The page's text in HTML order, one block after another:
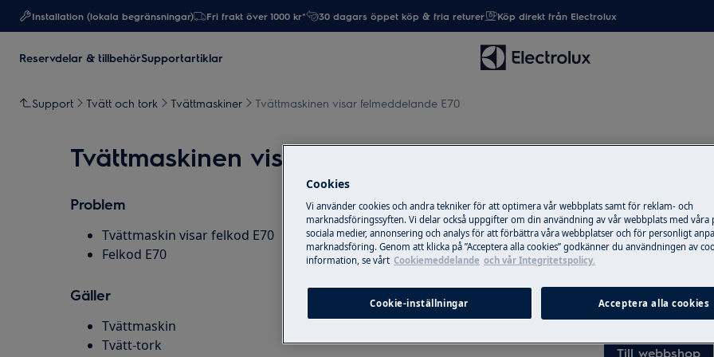
Installation (lokala begränsningar) Fri frakt över 1000 kr* 30 dagars öppet köp & fria returer Köp direkt från Electrolux
Reservdelar & tillbehörSupportartiklar
Support Tvätt och tork Tvättmaskiner Tvättmaskinen visar felmeddelande E70
Tvättmaskinen visar felmeddelande E70
Problem
Tvättmaskin visar felkod E70
Felkod E70
Gäller
Tvättmaskin
Tvätt-tork
Reservdelar &
Beställ
produkt från
post snabbt och
Till webbshop
Cookies
Vi använder cookies och andra tekniker för att optimera vår webbplats samt för reklam- och
marknadsföringssyften. Vi delar också uppgifter om din användning av vår webbplats med våra
sociala medier, annonsering och analys för att förbättra våra webbplatser och för personligt
marknadsföring. Genom att klicka på ”Acceptera alla cookies” godkänner du användningen av
information, se vårt Cookiemeddelande och vår Integritetspolicy.
Cookie-inställningar Acceptera alla cookies